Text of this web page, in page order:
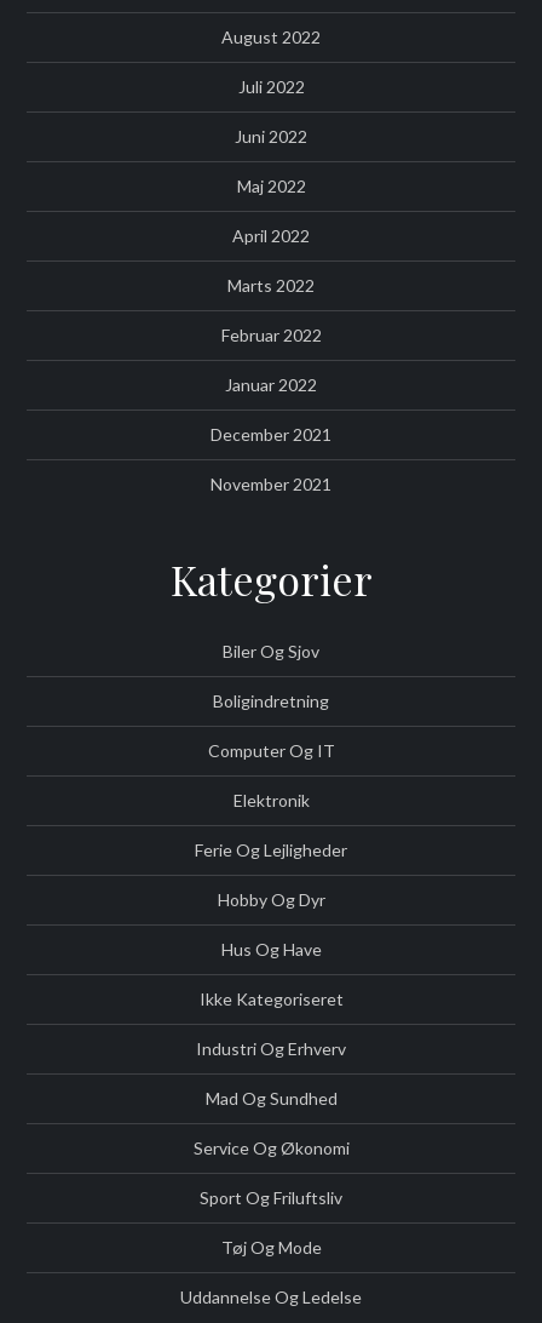
August 2022
Juli 2022
Juni 2022
Maj 2022
April 2022
Marts 2022
Februar 2022
Januar 2022
December 2021
November 2021
Kategorier
Biler Og Sjov
Boligindretning
Computer Og IT
Elektronik
Ferie Og Lejligheder
Hobby Og Dyr
Hus Og Have
Ikke Kategoriseret
Industri Og Erhverv
Mad Og Sundhed
Service Og Økonomi
Sport Og Friluftsliv
Tøj Og Mode
Uddannelse Og Ledelse